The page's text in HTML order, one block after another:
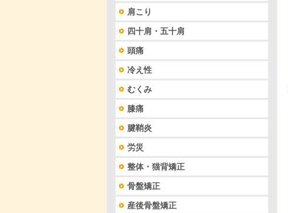
肩こり
四十肩・五十肩
頭痛
冷え性
むくみ
膝痛
腱鞘炎
労災
整体・猫背矯正
骨盤矯正
産後骨盤矯正